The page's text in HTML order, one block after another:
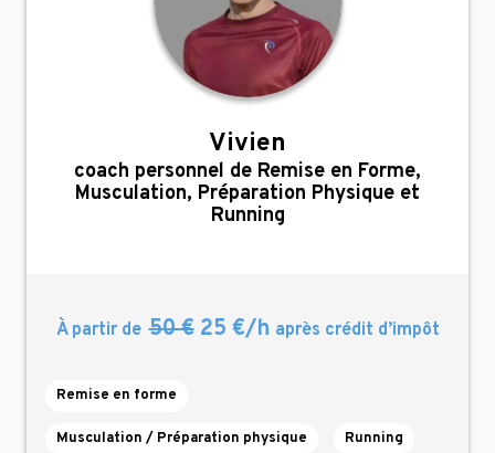
Vivien
,
coach personnel de Remise en Forme,
Musculation, Préparation Physique et
Running
À partir de 50 €25 €/h après crédit d’impôt
Remise en forme
Musculation / Préparation physique Running